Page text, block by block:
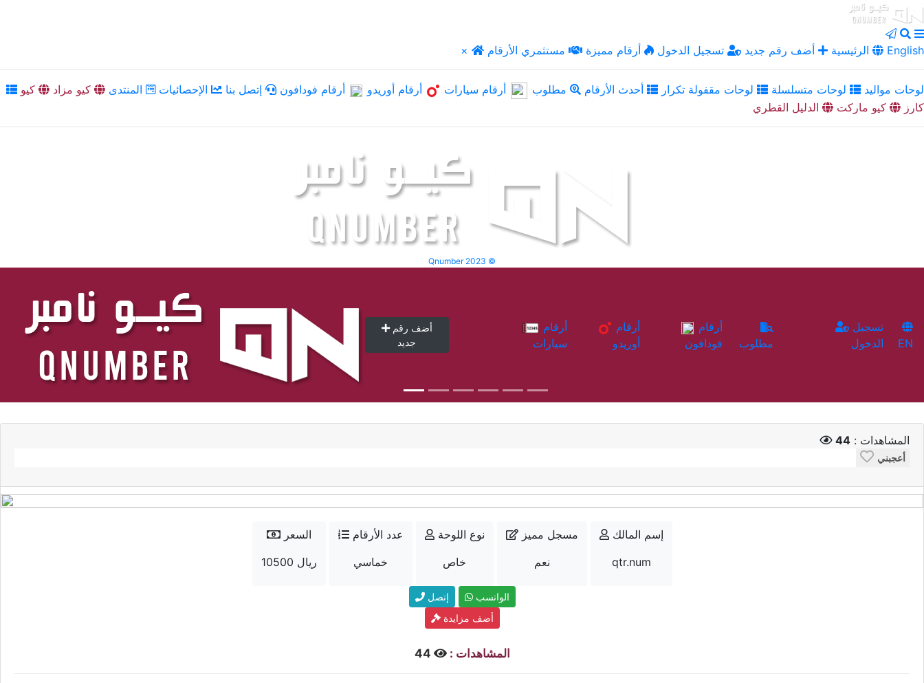
× الرئيسية أضف رقم جديد تسجيل الدخول أرقام مميزة مستثمري الأرقام English
لوحات مواليد لوحات متسلسلة لوحات مقفولة تكرار أحدث الأرقام مطلوب أرقام سيارات أرقام أوريدو أرقام فودافون إتصل بنا الإحصائيات المنتدى كيو مزاد
كيو
كارز
كيو ماركت الدليل القطري
Qnumber 2023 ©
أضف رقم
جديد
سيارات
أوريدو
فودافون
مطلوب
الدخول
EN
المشاهدات : 44
أعجبني
السعر
10500 ريال
عدد الأرقام
خماسي
نوع اللوحة
خاص
مسجل مميز
نعم
إسم المالك
qtr.num
إتصل
الواتسب
أضف مزايدة
المشاهدات :